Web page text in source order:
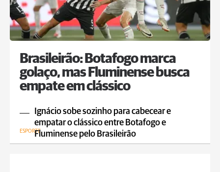
Brasileirão: Botafogo marca
golaço, mas Fluminense busca
empate em clássico
Ignácio sobe sozinho para cabecear e
empatar o clássico entre Botafogo e
Fluminense pelo Brasileirão
ESPORTE